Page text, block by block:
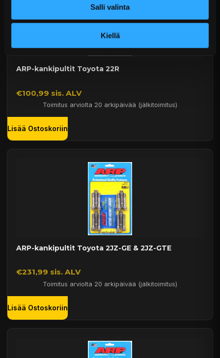
Salli valinta
Kiellä
ARP-kankipultit Toyota 22R
€100,99 sis. ALV
Toimitus arviolta 20 arkipäivää (jälkitoimitus)
Lisää Ostoskoriin
ARP-kankipultit Toyota 2JZ-GE & 2JZ-GTE
€231,99 sis. ALV
Toimitus arviolta 20 arkipäivää (jälkitoimitus)
Lisää Ostoskoriin